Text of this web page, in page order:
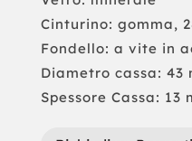
Cinturino: gomma,
Fondello: a vite in
Diametro cassa: 43
Spessore Cassa: 13